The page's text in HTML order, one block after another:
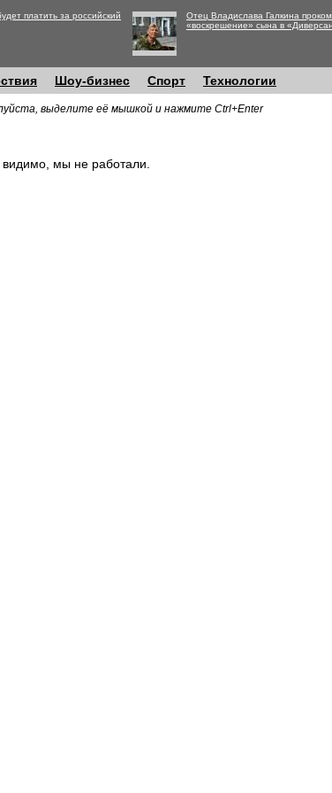
платить за российский
Отец Владислава Галкина
«воскрешение» сына в
Шоу-бизнес Спорт Технологии
выделите её мышкой и нажмите Ctrl+Enter
мы не работали.